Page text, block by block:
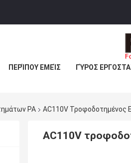
ΠΕΡΊΠΟΥ ΕΜΕΊΣ ΓΎΡΟΣ
PA AC110V Τροφοδοτημένος
AC110V